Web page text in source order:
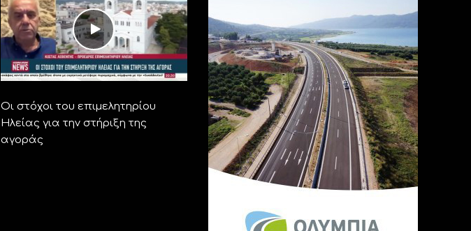
Οι στόχοι του επιμελητηρίου
Ηλείας για την στήριξη της
αγοράς